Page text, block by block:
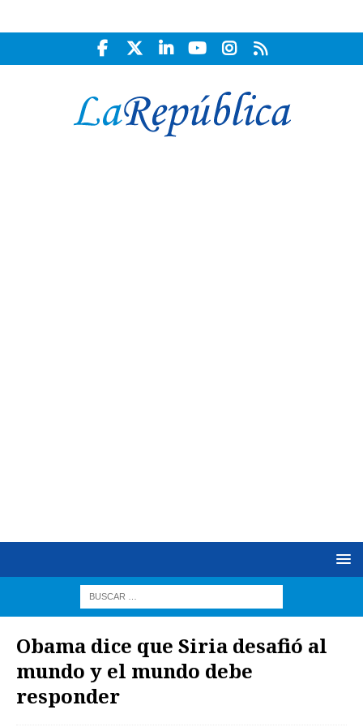
Obama dice que Siria desafió al
mundo y el mundo debe
responder